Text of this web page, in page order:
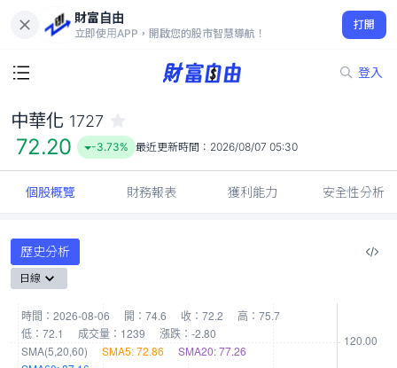
財富自由
立即使用APP，開啟您的股市智慧導航！
打開
登入
72.20
-3.73%
中華化 1727
72.20 -3.73% 最近更新時間： 2026/08/07 05:30
個股概覽 財務報表 獲利能力 安全性分析
歷史分析
日線